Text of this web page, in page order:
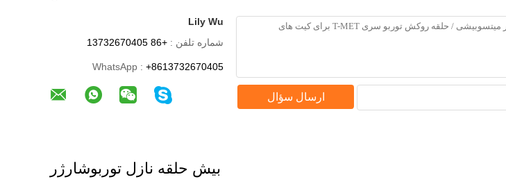
Lily Wu
شماره تلفن : +86 13732670405
WhatsApp : +8613732670405
ارسال سؤال
بیش حلقه نازل توربوشارژر